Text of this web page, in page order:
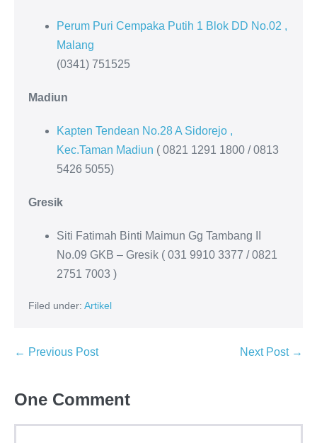
Perum Puri Cempaka Putih 1 Blok DD No.02 ,
Malang
(0341) 751525
Madiun
Kapten Tendean No.28 A Sidorejo ,
Kec.Taman Madiun ( 0821 1291 1800 / 0813
5426 5055)
Gresik
Siti Fatimah Binti Maimun Gg Tambang II
No.09 GKB – Gresik ( 031 9910 3377 / 0821
2751 7003 )
Filed under: Artikel
← Previous Post Next Post →
One Comment